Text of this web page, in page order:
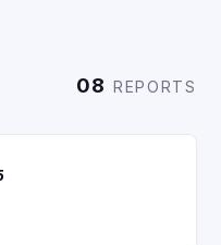
08 REPORTS